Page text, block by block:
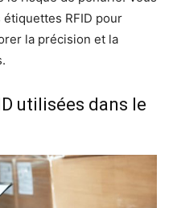
RFID pour
la précision et la
utilisées dans le